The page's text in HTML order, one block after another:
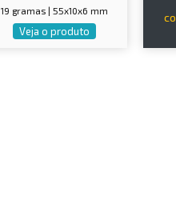
19 gramas | 55x10x6 mm
Veja o produto